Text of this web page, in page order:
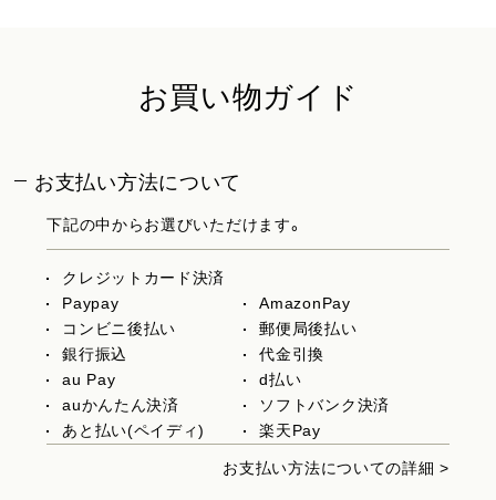
お買い物ガイド
お支払い方法について
下記の中からお選びいただけます。
クレジットカード決済
Paypay
AmazonPay
コンビニ後払い
郵便局後払い
銀行振込
代金引換
au Pay
d払い
auかんたん決済
ソフトバンク決済
あと払い(ペイディ)
楽天Pay
お支払い方法についての詳細 >